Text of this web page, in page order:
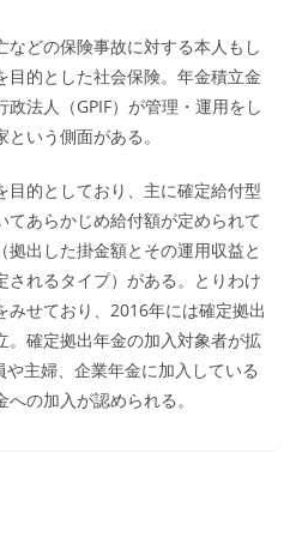
どの保険事故に対する本人もし
目的とした社会保険。年金積立金
法人（GPIF）が管理・運用をし
いう側面がある。
目的としており、主に確定給付型
てあらかじめ給付額が定められて
出した掛金額とその運用収益と
されるタイプ）がある。とりわけ
みせており、2016年には確定拠出
。確定拠出年金の加入対象者が拡
主婦、企業年金に加入している
の加入が認められる。